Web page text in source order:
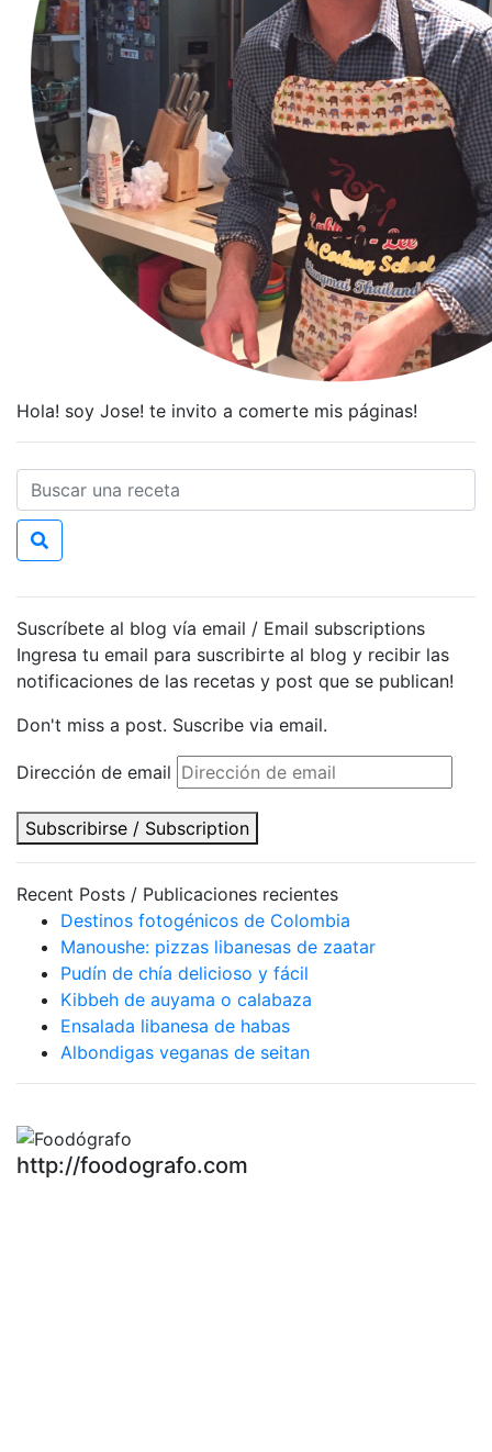
Hola! soy Jose! te invito a comerte mis páginas!
Suscríbete al blog vía email / Email subscriptions
Ingresa tu email para suscribirte al blog y recibir las
notificaciones de las recetas y post que se publican!
Don't miss a post. Suscribe via email.
Dirección de email
Subscribirse / Subscription
Recent Posts / Publicaciones recientes
Destinos fotogénicos de Colombia
Manoushe: pizzas libanesas de zaatar
Pudín de chía delicioso y fácil
Kibbeh de auyama o calabaza
Ensalada libanesa de habas
Albondigas veganas de seitan
http://foodografo.com